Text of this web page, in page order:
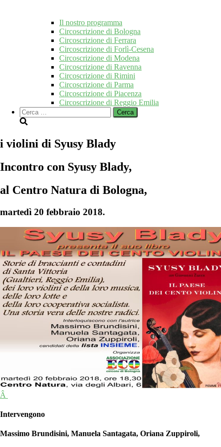
Il nostro programma
Circoscrizione di Bologna
Circoscrizione di Ferrara
Circoscrizione di Forlì-Cesena
Circoscrizione di Modena
Circoscrizione di Ravenna
Circoscrizione di Rimini
Circoscrizione di Parma
Circoscrizione di Piacenza
Circoscrizione di Reggio Emilia
Ricerca
per:
i violini di Syusy Blady
Incontro con Syusy Blady,
al Centro Natura di Bologna,
martedì 20 febbraio 2018.
Â
Intervengono
Massimo Brundisini, Manuela Santagata, Oriana Zuppiroli,